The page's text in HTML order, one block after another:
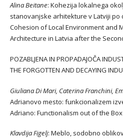
Alina Beitane: Kohezija lokalnega
stanovanjske arhitekture v Latviji po
Cohesion of Local Environment and
Architecture in Latvia after the
POZABLJENA IN PROPADAJOČA
THE FORGOTTEN AND DECAYING
Giuliana Di Mari, Caterina Franchini,
Adrianovo mesto: funkcionalizem
Adriano: Functionalism out of the Box
Klavdija Figelj: Meblo, sodobno